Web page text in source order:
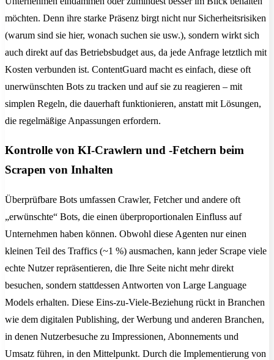
möchten. Denn ihre starke Präsenz birgt nicht nur Sicherheitsrisiken
(warum sind sie hier, wonach suchen sie usw.), sondern wirkt sich
auch direkt auf das Betriebsbudget aus, da jede Anfrage letztlich mit
Kosten verbunden ist. ContentGuard macht es einfach, diese oft
unerwünschten Bots zu tracken und auf sie zu reagieren – mit
simplen Regeln, die dauerhaft funktionieren, anstatt mit Lösungen,
die regelmäßige Anpassungen erfordern.
Kontrolle von KI-Crawlern und -Fetchern beim
Scrapen von Inhalten
Überprüfbare Bots umfassen Crawler, Fetcher und andere oft
„erwünschte“ Bots, die einen überproportionalen Einfluss auf
Unternehmen haben können. Obwohl diese Agenten nur einen
kleinen Teil des Traffics (~1 %) ausmachen, kann jeder Scrape viele
echte Nutzer repräsentieren, die Ihre Seite nicht mehr direkt
besuchen, sondern stattdessen Antworten von Large Language
Models erhalten. Diese Eins-zu-Viele-Beziehung rückt in Branchen
wie dem digitalen Publishing, der Werbung und anderen Branchen,
in denen Nutzerbesuche zu Impressionen, Abonnements und
Umsatz führen, in den Mittelpunkt. Durch die Implementierung von